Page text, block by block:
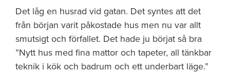
Det låg en husrad vid gatan. Det syntes att det
från början varit påkostade hus men nu var allt
smutsigt och förfallet. Det hade ju börjat så bra
”Nytt hus med fina mattor och tapeter, all tänkbar
teknik i kök och badrum och ett underbart läge.”